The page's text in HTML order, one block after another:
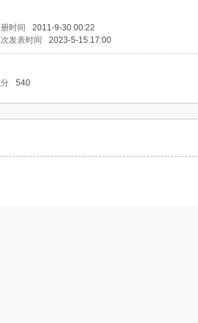
时间 2011-9-30 00:22
发表时间 2023-5-15 17:00
540